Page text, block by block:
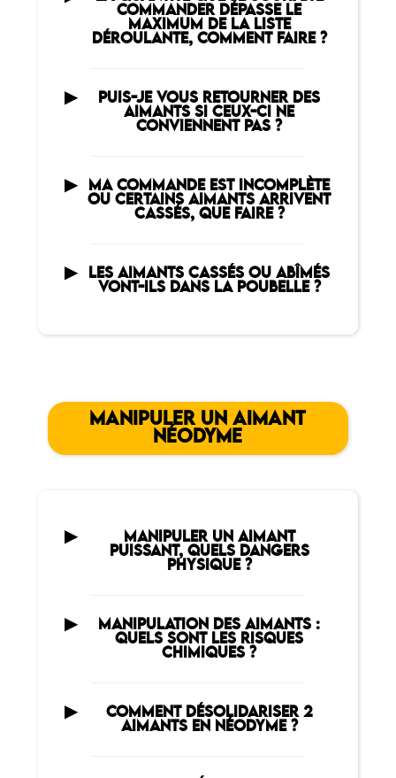
COMMANDER DÉPASSE LE
MAXIMUM DE LA LISTE
DÉROULANTE, COMMENT FAIRE ?
PUIS-JE VOUS RETOURNER DES
AIMANTS SI CEUX-CI NE
CONVIENNENT PAS ?
MA COMMANDE EST INCOMPLÈTE
OU CERTAINS AIMANTS ARRIVENT
CASSÉS, QUE FAIRE ?
LES AIMANTS CASSÉS OU ABÎMÉS
VONT-ILS DANS LA POUBELLE ?
MANIPULER UN AIMANT
NÉODYME
MANIPULER UN AIMANT
PUISSANT, QUELS DANGERS
PHYSIQUE ?
MANIPULATION DES AIMANTS :
QUELS SONT LES RISQUES
CHIMIQUES ?
COMMENT DÉSOLIDARISER 2
AIMANTS EN NÉODYME ?